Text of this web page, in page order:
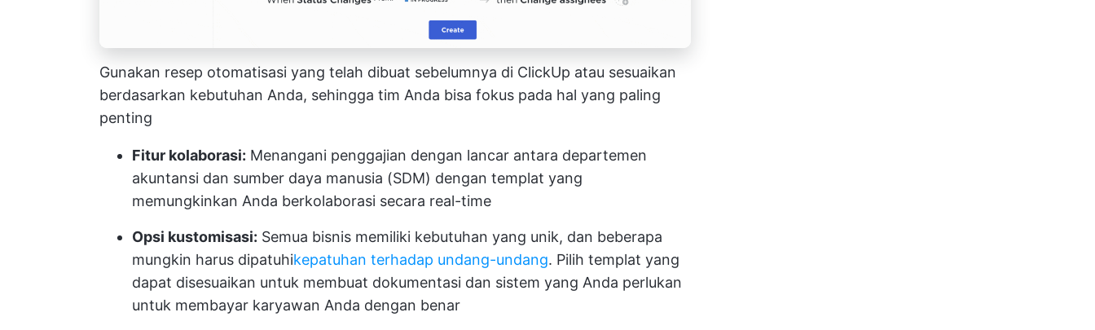
Gunakan resep otomatisasi yang telah dibuat sebelumnya di ClickUp atau sesuaikan
berdasarkan kebutuhan Anda, sehingga tim Anda bisa fokus pada hal yang paling
penting
Fitur kolaborasi: Menangani penggajian dengan lancar antara departemen
akuntansi dan sumber daya manusia (SDM) dengan templat yang
memungkinkan Anda berkolaborasi secara real-time
Opsi kustomisasi: Semua bisnis memiliki kebutuhan yang unik, dan beberapa
mungkin harus dipatuhikepatuhan terhadap undang-undang. Pilih templat yang
dapat disesuaikan untuk membuat dokumentasi dan sistem yang Anda perlukan
untuk membayar karyawan Anda dengan benar